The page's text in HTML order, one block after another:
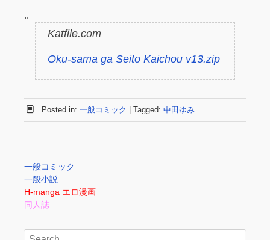
..
Katfile.com
Oku-sama ga Seito Kaichou v13.zip
Posted in: 一般コミック Tagged: 中田ゆみ
一般コミック
一般小説
H-manga エロ漫画
同人誌
Search